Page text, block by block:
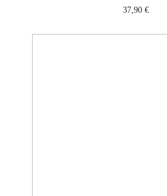
37,90 €